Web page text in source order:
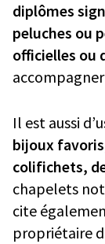
diplômes
peluches ou
officielles ou
Il est aussi
bijoux favoris
colifichets,
chapelets
cite
propriétaire